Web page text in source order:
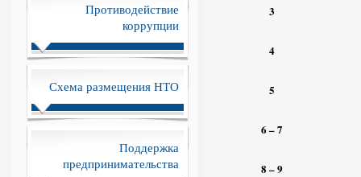
Противодействие
коррупции
Схема размещения НТО
Поддержка
предпринимательства
3
4
5
6 – 7
8 – 9